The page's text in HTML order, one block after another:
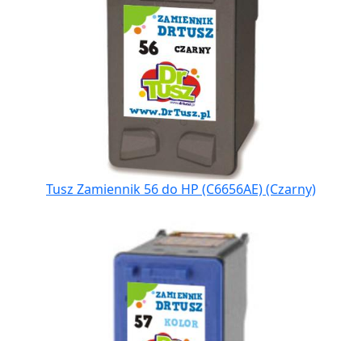
Tusz Zamiennik 56 do HP (C6656AE) (Czarny)